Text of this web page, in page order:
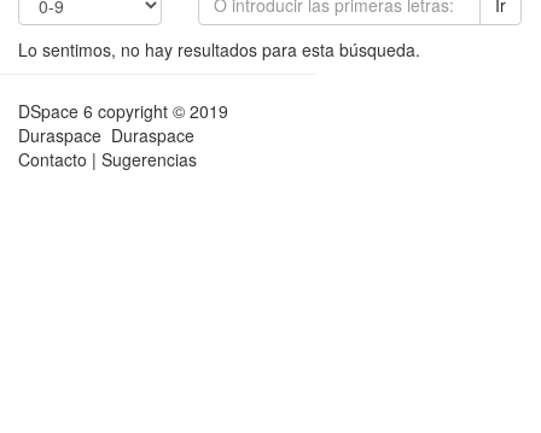
Ir
Lo sentimos, no hay resultados para esta búsqueda.
DSpace 6 copyright © 2019
Duraspace Duraspace
Contacto | Sugerencias